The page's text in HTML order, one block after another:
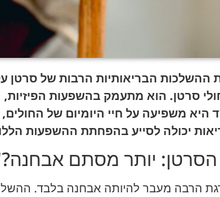
ההשלכות הבריאותיות הרבות של סרטן
סרטן. הוא מתעמק בהשפעות הפיזיות,
היא משפיעה על חיי היומיום של החולים,
יכולה לסייע בהפחתת ההשפעות
הסרטן: יותר מסתם
הרבה מעבר להיותה אבחנה בלבד.